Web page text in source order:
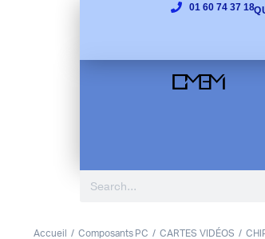
01 60 74 37 18
Accueil Composants PC CARTES VIDÉOS